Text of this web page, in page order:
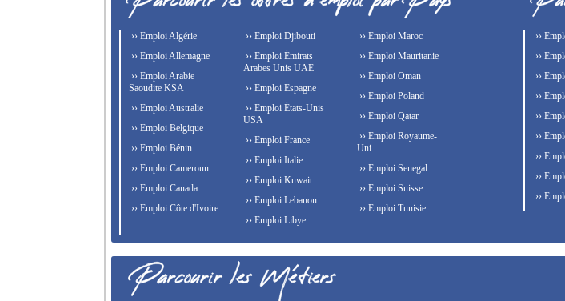
›› Emploi Algérie
›› Emploi Allemagne
›› Emploi Arabie
Saoudite KSA
›› Emploi Australie
›› Emploi Belgique
›› Emploi Bénin
›› Emploi Cameroun
›› Emploi Canada
›› Emploi Côte d'Ivoire
›› Emploi Djibouti
›› Emploi Émirats
Arabes Unis UAE
›› Emploi Espagne
›› Emploi États-Unis
USA
›› Emploi France
›› Emploi Italie
›› Emploi Kuwait
›› Emploi Lebanon
›› Emploi Libye
›› Emploi Maroc
›› Emploi Mauritanie
›› Emploi Oman
›› Emploi Poland
›› Emploi Qatar
›› Emploi Royaume-
Uni
›› Emploi Senegal
›› Emploi Suisse
›› Emploi Tunisie
››
››
››
››
››
››
››
››
››